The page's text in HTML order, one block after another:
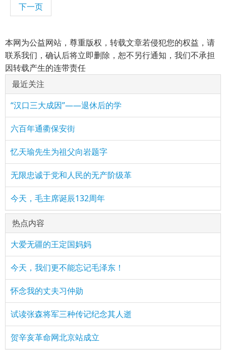
下一页
本网为公益网站，尊重版权，转载文章若侵犯您的权益，请
联系我们，确认后将立即删除，恕不另行通知，我们不承担
因转载产生的连带责任
最近关注
“汉口三大成因”——退休后的学
六百年通衢保安街
忆天瑜先生为祖父向岩题字
无限忠诚于党和人民的无产阶级革
今天，毛主席诞辰132周年
热点内容
大爱无疆的王定国妈妈
今天，我们更不能忘记毛泽东！
怀念我的丈夫习仲勋
试读张森将军三种传记纪念其人逝
贺辛亥革命网北京站成立